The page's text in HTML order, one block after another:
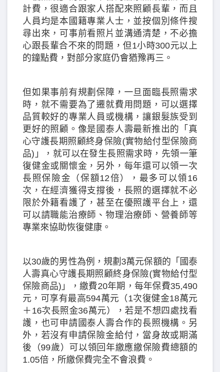
計費，很適合跟家人搭配來照顧長輩，而且
人員均是本國籍專業人士，並按個別條件搜
尋出來，可事前看照片並溝通清楚，不必擔
心跟長輩合不來的問題，但1小時300元以上
的鐘點費，對部分家庭仍會猶豫再三。
但如果事前有規劃保障，一旦面臨長照需求
時，就不需要為了遷就費用問題，可以選擇
品質較好的專業人員或機構，讓銀髮族受到
更好的照顧。像是國泰人壽最新推出的「真
心守護長期照顧終身保險(實物給付型保險商
品)」，就可以在發生長照需求時，先領一筆
復健金或關懷金，另外，每年還可以領一次
長照保險金（保額12倍），最多可以領16
次，在經濟獲得支撐後，長照的選擇就不必
限於外籍看護了，甚至在優照護平台上，還
可以請職能治療師、物理治療師、營養師等
專業來協助恢復健康。
以30歲的男性為例，規劃3萬元保額的「國泰
人壽真心守護長期照顧終身保險(實物給付型
保險商品)」，繳費20年期，每年保費35,490
元，可享有最高594萬元（1次復健金18萬元
＋16次長照金36萬元），若是不想四處找看
護，也可申請國泰人壽合作的長照機構。另
外，若沒有申請保險金給付，當身故或期滿
後（99歲）可以領回年繳應繳保險費總額的
1.05倍，所繳保費完全不會浪費。